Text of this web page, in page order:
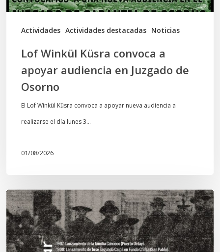
Actividades Actividades destacadas Noticias
Juzgado
Lof Winkül Küsra convoca a
apoyar audiencia en Juzgado de
Osorno
El Lof Winkül Küsra convoca a apoyar nueva audiencia a
realizarse el día lunes 3…
01/08/2026
Chawrakawin:
Palimpsesto
explora
a